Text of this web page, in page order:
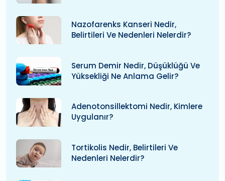
Nazofarenks Kanseri Nedir,
Belirtileri Ve Nedenleri Nelerdir?
Serum Demir Nedir, Düşüklüğü Ve
Yüksekliği Ne Anlama Gelir?
Adenotonsillektomi Nedir, Kimlere
Uygulanır?
Tortikolis Nedir, Belirtileri Ve
Nedenleri Nelerdir?